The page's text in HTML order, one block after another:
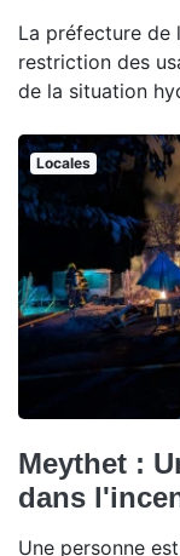
La préfecture de
restriction des
de la situation
Locales
Meythet :
dans
Une personne